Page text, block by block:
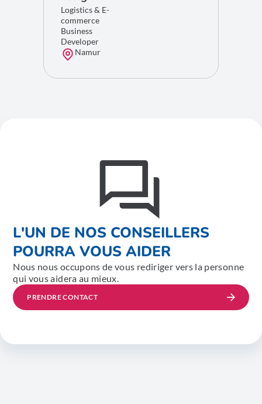
événements e-commerce
Logistics & E-
commerce
Business
Developer
Namur
L'UN DE NOS CONSEILLERS
POURRA VOUS AIDER
Nous nous occupons de vous rediriger vers la personne
qui vous aidera au mieux.
PRENDRE CONTACT